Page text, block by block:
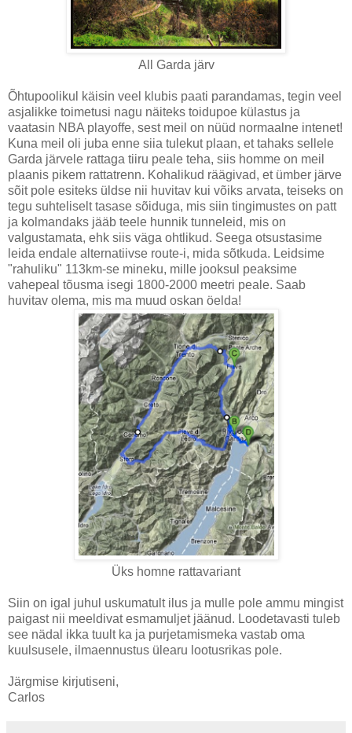
All Garda järv
Õhtupoolikul käisin veel klubis paati parandamas, tegin veel
asjalikke toimetusi nagu näiteks toidupoe külastus ja
vaatasin NBA playoffe, sest meil on nüüd normaalne intenet!
Kuna meil oli juba enne siia tulekut plaan, et tahaks sellele
Garda järvele rattaga tiiru peale teha, siis homme on meil
plaanis pikem rattatrenn. Kohalikud räägivad, et ümber järve
sõit pole esiteks üldse nii huvitav kui võiks arvata, teiseks on
tegu suhteliselt tasase sõiduga, mis siin tingimustes on patt
ja kolmandaks jääb teele hunnik tunneleid, mis on
valgustamata, ehk siis väga ohtlikud. Seega otsustasime
leida endale alternatiivse route-i, mida sõtkuda. Leidsime
"rahuliku" 113km-se mineku, mille jooksul peaksime
vahepeal tõusma isegi 1800-2000 meetri peale. Saab
huvitav olema, mis ma muud oskan öelda!
Üks homne rattavariant
Siin on igal juhul uskumatult ilus ja mulle pole ammu mingist
paigast nii meeldivat esmamuljet jäänud. Loodetavasti tuleb
see nädal ikka tuult ka ja purjetamismeka vastab oma
kuulsusele, ilmaennustus ülearu lootusrikas pole.
Järgmise kirjutiseni,
Carlos